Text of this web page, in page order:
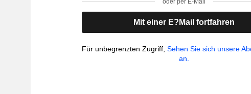
oder per E-Mail
Mit einer E?Mail fortfahren
Für unbegrenzten Zugriff,Sehen Sie sich unsere
an.